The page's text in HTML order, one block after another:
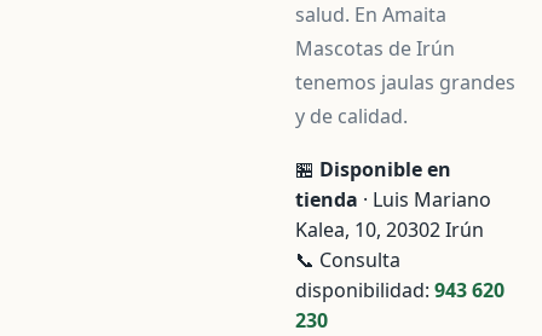
salud. En Amaita
Mascotas de Irún
tenemos jaulas grandes
y de calidad.
🏪 Disponible en
tienda · Luis Mariano
Kalea, 10, 20302 Irún
📞 Consulta
disponibilidad: 943 620
230